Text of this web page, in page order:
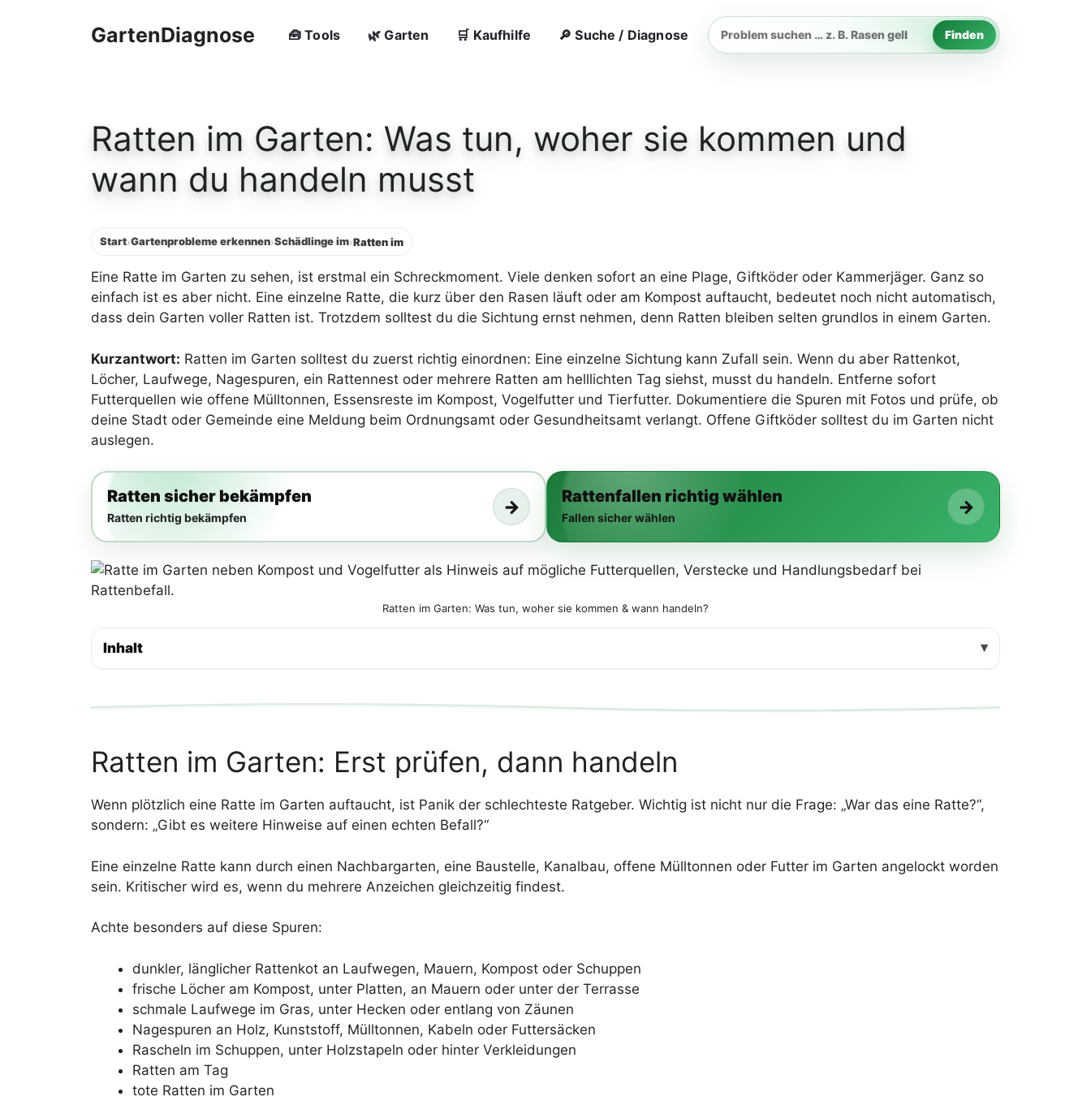
GartenDiagnose 🧰 Tools 🌿 Garten 🛒 Kaufhilfe 🔎 Suche / Diagnose
Gartenproblem
Finden
Ratten im Garten: Was tun, woher sie kommen und
wann du handeln musst
Start›Gartenprobleme erkennen›Schädlinge im›Ratten im
Eine Ratte im Garten zu sehen, ist erstmal ein Schreckmoment. Viele denken sofort an eine Plage, Giftköder oder Kammerjäger. Ganz so
einfach ist es aber nicht. Eine einzelne Ratte, die kurz über den Rasen läuft oder am Kompost auftaucht, bedeutet noch nicht automatisch,
dass dein Garten voller Ratten ist. Trotzdem solltest du die Sichtung ernst nehmen, denn Ratten bleiben selten grundlos in einem Garten.
Kurzantwort: Ratten im Garten solltest du zuerst richtig einordnen: Eine einzelne Sichtung kann Zufall sein. Wenn du aber Rattenkot,
Löcher, Laufwege, Nagespuren, ein Rattennest oder mehrere Ratten am helllichten Tag siehst, musst du handeln. Entferne sofort
Futterquellen wie offene Mülltonnen, Essensreste im Kompost, Vogelfutter und Tierfutter. Dokumentiere die Spuren mit Fotos und prüfe, ob
deine Stadt oder Gemeinde eine Meldung beim Ordnungsamt oder Gesundheitsamt verlangt. Offene Giftköder solltest du im Garten nicht
auslegen.
Ratten sicher bekämpfen
Ratten richtig bekämpfen
→ Rattenfallen richtig wählen
Fallen sicher wählen
→
Ratten im Garten: Was tun, woher sie kommen & wann handeln?
Inhalt
Ratten im Garten: Erst prüfen, dann handeln
Wenn plötzlich eine Ratte im Garten auftaucht, ist Panik der schlechteste Ratgeber. Wichtig ist nicht nur die Frage: „War das eine Ratte?“,
sondern: „Gibt es weitere Hinweise auf einen echten Befall?“
Eine einzelne Ratte kann durch einen Nachbargarten, eine Baustelle, Kanalbau, offene Mülltonnen oder Futter im Garten angelockt worden
sein. Kritischer wird es, wenn du mehrere Anzeichen gleichzeitig findest.
Achte besonders auf diese Spuren:
dunkler, länglicher Rattenkot an Laufwegen, Mauern, Kompost oder Schuppen
frische Löcher am Kompost, unter Platten, an Mauern oder unter der Terrasse
schmale Laufwege im Gras, unter Hecken oder entlang von Zäunen
Nagespuren an Holz, Kunststoff, Mülltonnen, Kabeln oder Futtersäcken
Rascheln im Schuppen, unter Holzstapeln oder hinter Verkleidungen
Ratten am Tag
tote Ratten im Garten